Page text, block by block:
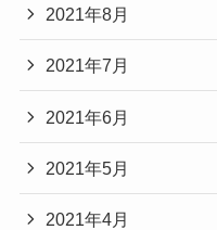
2021年8月
2021年7月
2021年6月
2021年5月
2021年4月